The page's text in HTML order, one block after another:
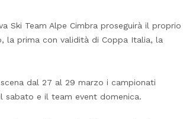
Ski Team Alpe Cimbra proseguirà il proprio
la prima con validità di Coppa Italia, la
dal 27 al 29 marzo i campionati
sabato e il team event domenica.